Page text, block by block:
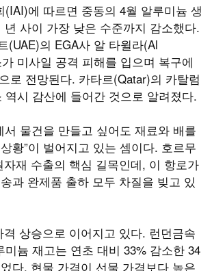
(IAI)에 따르면 중동의 4월 알루미늄 생
사이 가장 낮은 수준까지 감소했다.
(UAE)의 EGA사 알 타윌라(Al
미사일 공격 피해를 입으며 복구에
로 전망된다. 카타르(Qatar)의 카탈럼
역시 감산에 들어간 것으로 알려졌다.
서 물건을 만들고 싶어도 재료와 배를
황”이 벌어지고 있는 셈이다. 호르무
재 수출의 핵심 길목인데, 이 항로가
과 완제품 출하 모두 차질을 빚고 있
상승으로 이어지고 있다. 런던금속
미늄 재고는 연초 대비 33% 감소한 34
다. 현물 가격이 선물 가격보다 높은